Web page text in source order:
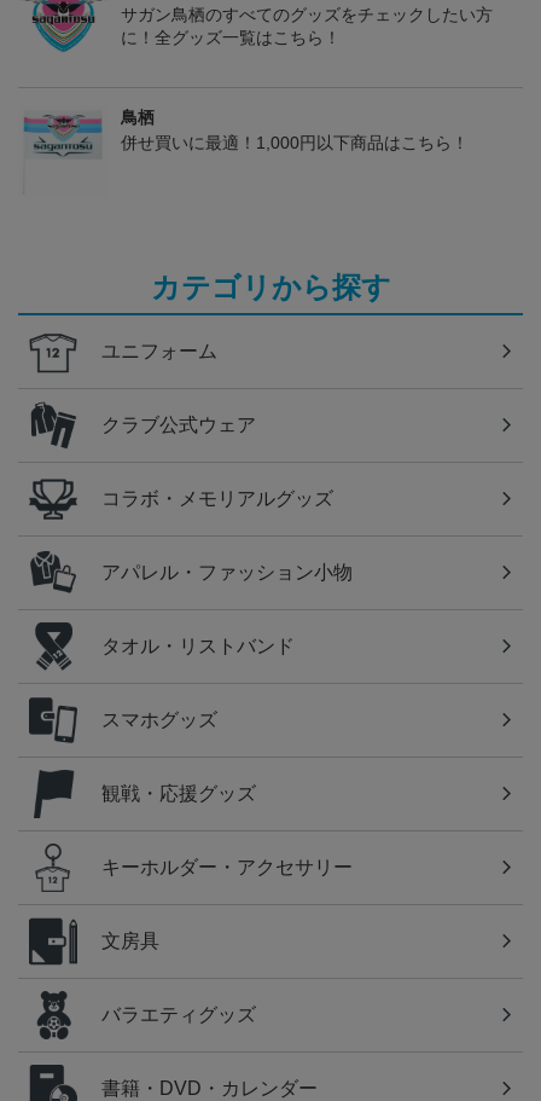
サガン鳥栖のすべてのグッズをチェックしたい方
に！全グッズ一覧はこちら！
鳥栖
併せ買いに最適！1,000円以下商品はこちら！
カテゴリから探す
ユニフォーム
クラブ公式ウェア
コラボ・メモリアルグッズ
アパレル・ファッション小物
タオル・リストバンド
スマホグッズ
観戦・応援グッズ
キーホルダー・アクセサリー
文房具
バラエティグッズ
書籍・DVD・カレンダー